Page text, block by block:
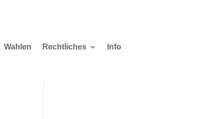
Wahlen Rechtliches Info